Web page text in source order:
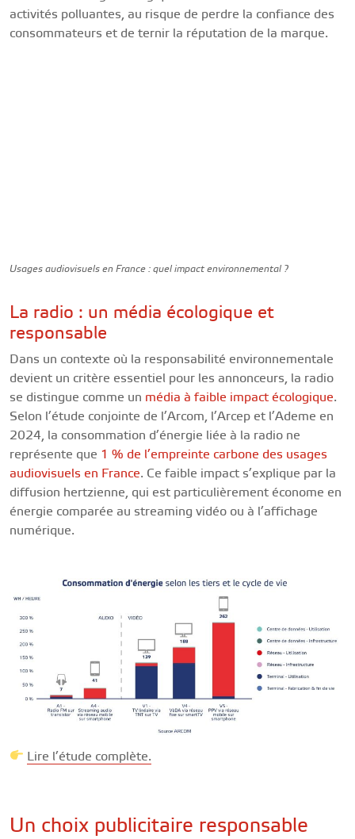
activités polluantes, au risque de perdre la confiance des
consommateurs et de ternir la réputation de la marque.
Usages audiovisuels en France : quel impact environnemental ?
La radio : un média écologique et
responsable
Dans un contexte où la responsabilité environnementale
devient un critère essentiel pour les annonceurs, la radio
se distingue comme un média à faible impact écologique.
Selon l’étude conjointe de l’Arcom, l’Arcep et l’Ademe en
2024, la consommation d’énergie liée à la radio ne
représente que 1 % de l’empreinte carbone des usages
audiovisuels en France. Ce faible impact s’explique par la
diffusion hertzienne, qui est particulièrement économe en
énergie comparée au streaming vidéo ou à l’affichage
numérique.
Lire l’étude complète.
Un choix publicitaire responsable